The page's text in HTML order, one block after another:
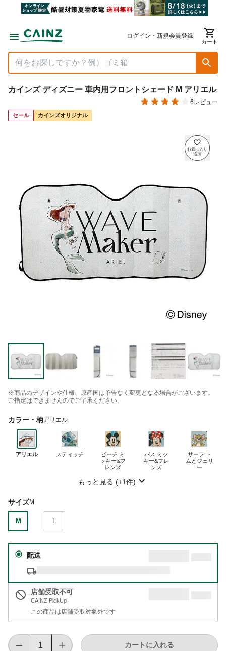
ログイン・新規会員登録
カート
カインズ ディズニー 車内用フロントシェード M アリエル
6レビュー
セール カインズオリジナル
※商品のデザインや仕様、原産国は予告なく変更となる場合がございます。
ご指定はできませんのでご了承ください。
カラー・柄アリエル
アリエル スティッチ
ビーチ ミ
ッキー&フ
レンズ
バス ミッ
キー&フレ
ンズ
サーフ ト
ムとジェリ
ー
もっと見る (+1件)
サイズM
M
配送
店舗受取不可
CAINZ PickUp
この商品は店舗受取対象外です
カートに入れる